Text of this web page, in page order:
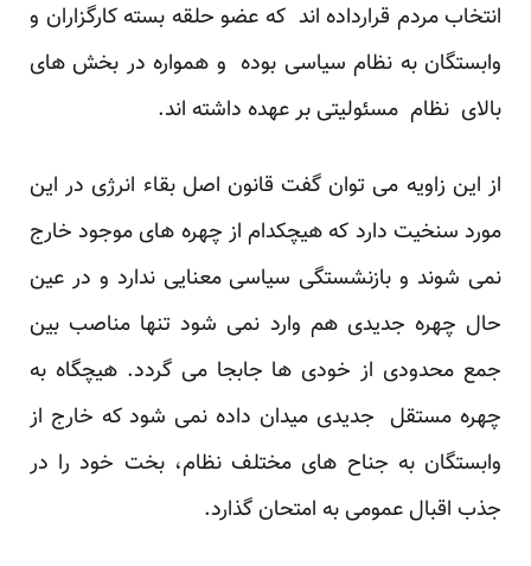
انتخاب مردم قرارداده اند که عضو حلقه بسته کارگزاران و
وابستگان به نظام سیاسی بوده و همواره در بخش های
بالای نظام مسئولیتی بر عهده داشته اند.
از این زاویه می توان گفت قانون اصل بقاء انرژی در این
مورد سنخیت دارد که هیچکدام از چهره های موجود خارج
نمی شوند و بازنشستگی سیاسی معنایی ندارد و در عین
حال چهره جدیدی هم وارد نمی شود تنها مناصب بین
جمع محدودی از خودی ها جابجا می گردد. هیچگاه به
چهره مستقل جدیدی میدان داده نمی شود که خارج از
وابستگان به جناح های مختلف نظام، بخت خود را در
جذب اقبال عمومی به امتحان گذارد.